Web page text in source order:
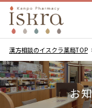
漢方相談のイスクラ薬局TOP
お